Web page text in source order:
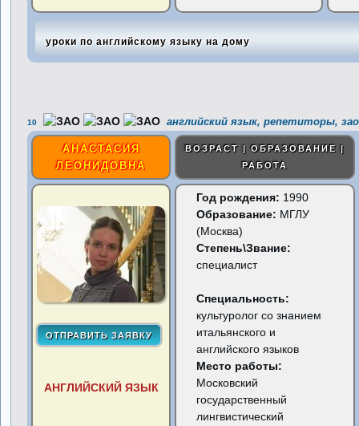
уроки по английскому языку на дому
10 английский язык, репетиторы, зао
АНАСТАСИЯ
ЛЕОНИДОВНА
ВОЗРАСТ | ОБРАЗОВАНИЕ |
РАБОТА
АНГЛИЙСКИЙ ЯЗЫК
Год рождения: 1990
Образование: МГЛУ
(Москва)
Степень\Звание:
специалист
Специальность:
культуролог со знанием
итальянского и
английского языков
Место работы:
Московский
государственный
лингвистический